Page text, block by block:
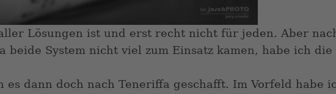
Lösungen ist und erst recht nicht für jeden. Aber
beide System nicht viel zum Einsatz kamen, habe ich
es dann doch nach Teneriffa geschafft. Im Vorfeld habe